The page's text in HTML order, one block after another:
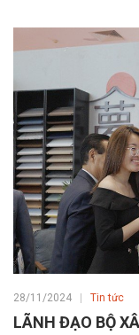
28/11/2024 Tin tức
LÃNH ĐẠO BỘ